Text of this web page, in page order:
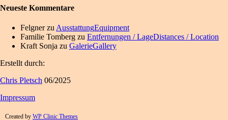
Neueste Kommentare
Felgnerzu AusstattungEquipment
Familie Tomberg zu Entfernungen / LageDistances / Location
Kraft Sonja zu GalerieGallery
Erstellt durch:
Chris Pletsch 06/2025
Impressum
Created by WP Clinic Themes